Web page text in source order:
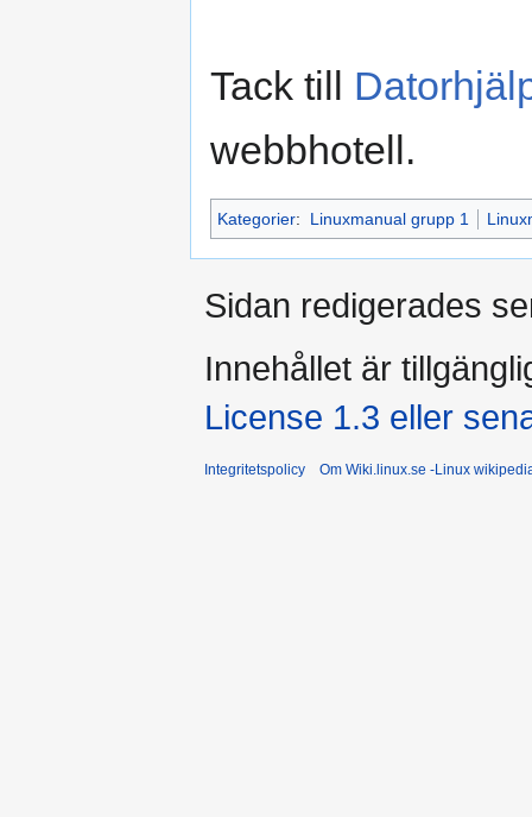
Tack till
webbhotell.
Kategorier: Linuxmanual grupp 1
Sidan redigerades
Innehållet är
License 1.3 eller
Integritetspolicy Om Wiki.linux.se -Linux